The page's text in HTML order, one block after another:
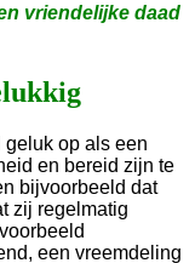
vriendelijke daad
op als een
en bereid zijn te
bijvoorbeeld dat
zij regelmatig
een vreemdeling